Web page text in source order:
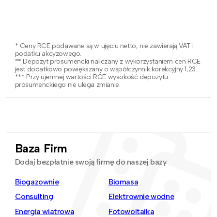
* Ceny RCE podawane są w ujęciu netto, nie zawierają VAT i
podatku akcyzowego.
** Depozyt prosumencki naliczany z wykorzystaniem cen RCE
jest dodatkowo powiększany o współczynnik korekcyjny 1,23.
*** Przy ujemnej wartości RCE wysokość depozytu
prosumenckiego nie ulega zmianie.
Baza Firm
Dodaj bezpłatnie swoją firmę do naszej bazy
Biogazownie
Biomasa
Consulting
Elektrownie wodne
Energia wiatrowa
Fotowoltaika